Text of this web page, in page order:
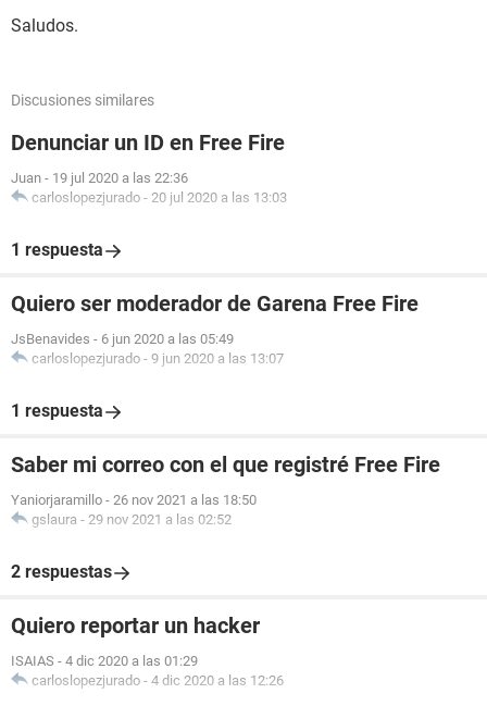
Saludos.
Discusiones similares
Denunciar un ID en Free Fire
Juan - 19 jul 2020 a las 22:36
carloslopezjurado - 20 jul 2020 a las 13:03
1 respuesta
Quiero ser moderador de Garena Free Fire
JsBenavides - 6 jun 2020 a las 05:49
carloslopezjurado - 9 jun 2020 a las 13:07
1 respuesta
Saber mi correo con el que registré Free Fire
Yaniorjaramillo - 26 nov 2021 a las 18:50
gslaura - 29 nov 2021 a las 02:52
2 respuestas
Quiero reportar un hacker
ISAIAS - 4 dic 2020 a las 01:29
carloslopezjurado - 4 dic 2020 a las 12:26